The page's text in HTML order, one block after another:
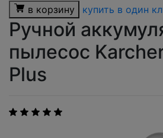
в корзину
купить в один
Ручной
пылесос
Plus